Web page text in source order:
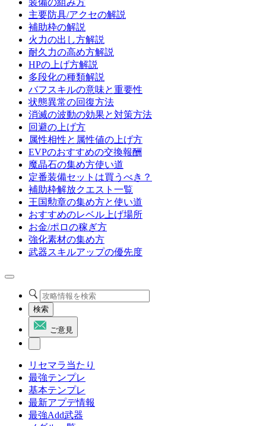
装備の組み方
主要防具/アクセの解説
補助枠の解説
火力の出し方解説
耐久力の高め方解説
HPの上げ方解説
多段化の種類解説
バフスキルの意味と重要性
状態異常の回復方法
消滅の波動の効果と対策方法
回避の上げ方
属性相性と属性値の上げ方
EVPのおすすめの交換報酬
魔晶石の集め方使い道
定番装備セットは買うべき？
補助枠解放クエスト一覧
王国勲章の集め方と使い道
おすすめのレベル上げ場所
お金/ポロの稼ぎ方
強化素材の集め方
武器スキルアップの優先度
検索
ご意見
リセマラ当たり
最強テンプレ
基本テンプレ
最新アプデ情報
最強Add武器